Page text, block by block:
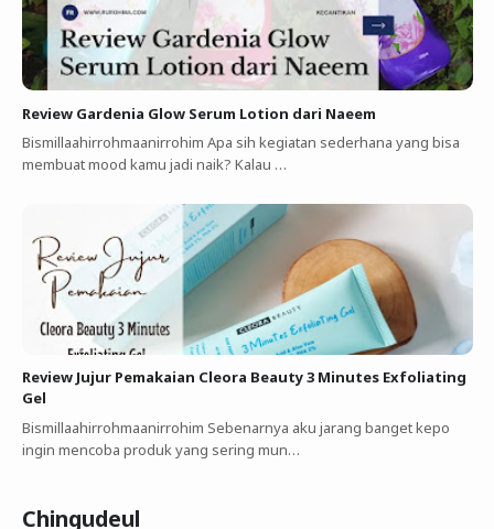
Review Gardenia Glow Serum Lotion dari Naeem
Bismillaahirrohmaanirrohim Apa sih kegiatan sederhana yang bisa
membuat mood kamu jadi naik? Kalau …
Review Jujur Pemakaian Cleora Beauty 3 Minutes Exfoliating
Gel
Bismillaahirrohmaanirrohim Sebenarnya aku jarang banget kepo
ingin mencoba produk yang sering mun…
Chingudeul